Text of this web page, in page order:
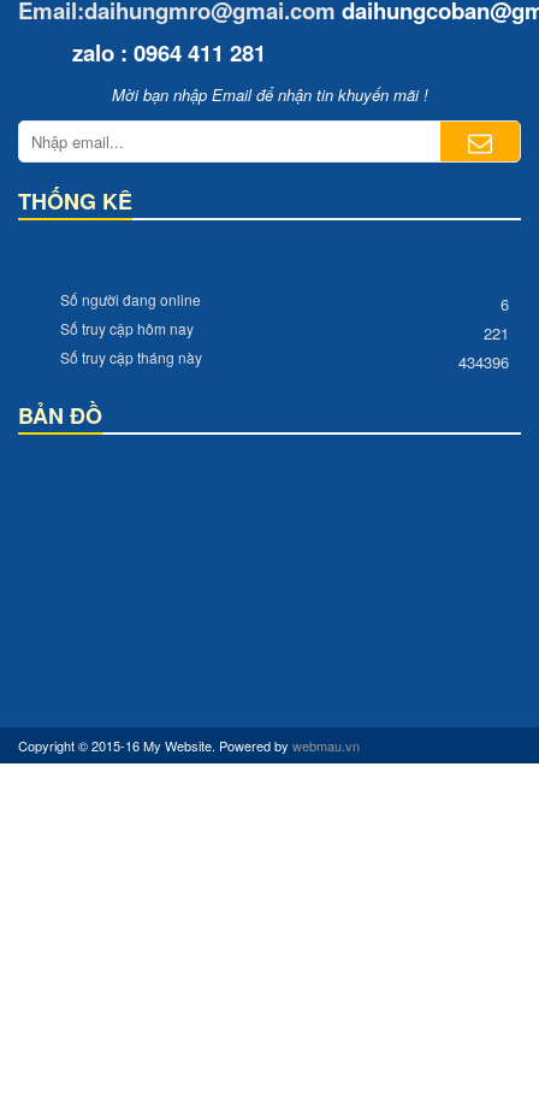
Email:daihungmro@gmai.com daihungcoban
zalo : 0964 411 281
Mời bạn nhập Email để nhận tin khuyến mãi !
THỐNG KÊ
Số người đang online 6
Số truy cập hôm nay 221
Số truy cập tháng này 434396
BẢN ĐỒ
Copyright © 2015-16 My Website. Powered by webmau.vn